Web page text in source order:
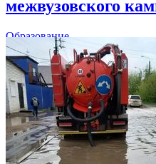
межвузовского
Образование